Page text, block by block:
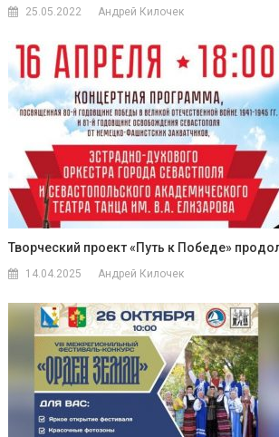
25.05.2022 Андрей Килочек
Творческий проект «Путь к Победе»
14.04.2025 Андрей Килочек